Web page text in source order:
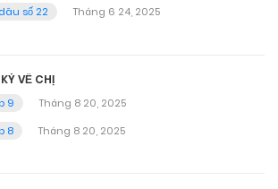
số 22
Tháng 6 24, 2025
VỀ CHỊ
9
Tháng 8 20, 2025
8
Tháng 8 20, 2025